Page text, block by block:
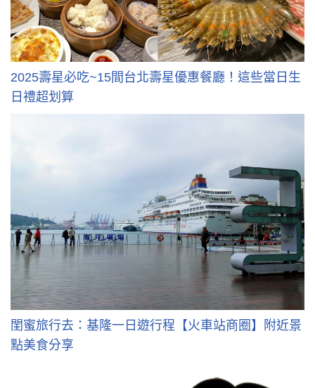
2025壽星必吃~15間台北壽星優惠餐廳！這些當日生
日禮超划算
閨蜜旅行去：基隆一日遊行程【火車站商圈】附近景
點美食分享